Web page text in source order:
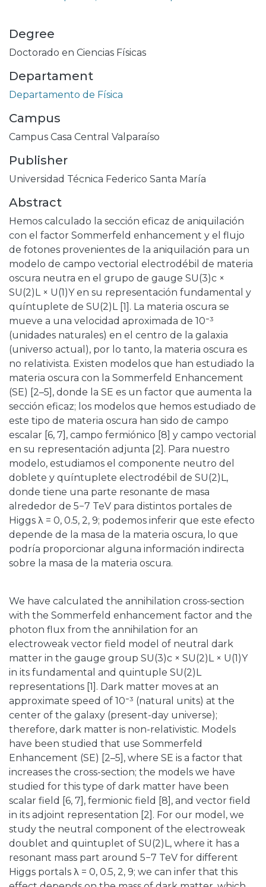
Degree
Doctorado en Ciencias Físicas
Departament
Departamento de Física
Campus
Campus Casa Central Valparaíso
Publisher
Universidad Técnica Federico Santa María
Abstract
Hemos calculado la sección eficaz de aniquilación
con el factor Sommerfeld enhancement y el flujo
de fotones provenientes de la aniquilación para un
modelo de campo vectorial electrodébil de materia
oscura neutra en el grupo de gauge SU(3)c ×
SU(2)L × U(1)Y en su representación fundamental y
quíntuplete de SU(2)L [1]. La materia oscura se
mueve a una velocidad aproximada de 10⁻³
(unidades naturales) en el centro de la galaxia
(universo actual), por lo tanto, la materia oscura es
no relativista. Existen modelos que han estudiado la
materia oscura con la Sommerfeld Enhancement
(SE) [2–5], donde la SE es un factor que aumenta la
sección eficaz; los modelos que hemos estudiado de
este tipo de materia oscura han sido de campo
escalar [6, 7], campo fermiónico [8] y campo vectorial
en su representación adjunta [2]. Para nuestro
modelo, estudiamos el componente neutro del
doblete y quíntuplete electrodébil de SU(2)L,
donde tiene una parte resonante de masa
alrededor de 5−7 TeV para distintos portales de
Higgs λ = 0, 0.5, 2, 9; podemos inferir que este efecto
depende de la masa de la materia oscura, lo que
podría proporcionar alguna información indirecta
sobre la masa de la materia oscura.
We have calculated the annihilation cross-section
with the Sommerfeld enhancement factor and the
photon flux from the annihilation for an
electroweak vector field model of neutral dark
matter in the gauge group SU(3)c × SU(2)L × U(1)Y
in its fundamental and quintuple SU(2)L
representations [1]. Dark matter moves at an
approximate speed of 10⁻³ (natural units) at the
center of the galaxy (present-day universe);
therefore, dark matter is non-relativistic. Models
have been studied that use Sommerfeld
Enhancement (SE) [2–5], where SE is a factor that
increases the cross-section; the models we have
studied for this type of dark matter have been
scalar field [6, 7], fermionic field [8], and vector field
in its adjoint representation [2]. For our model, we
study the neutral component of the electroweak
doublet and quintuplet of SU(2)L, where it has a
resonant mass part around 5−7 TeV for different
Higgs portals λ = 0, 0.5, 2, 9; we can infer that this